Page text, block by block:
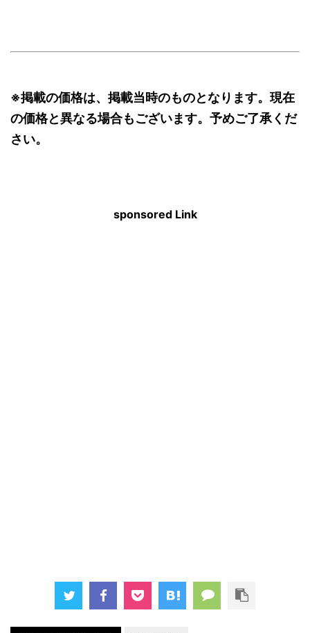
※掲載の価格は、掲載当時のものとなります。現在
の価格と異なる場合もございます。予めご了承くだ
さい。
sponsored Link